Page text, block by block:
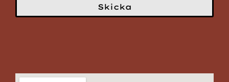
Skicka